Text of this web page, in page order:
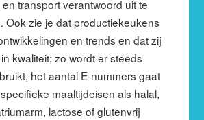
transport verantwoord uit te
Ook zie je dat productiekeukens
en trends en dat zij
kwaliteit; zo wordt er steeds
het aantal E-nummers gaat
maaltijdeisen als halal,
lactose of glutenvrij